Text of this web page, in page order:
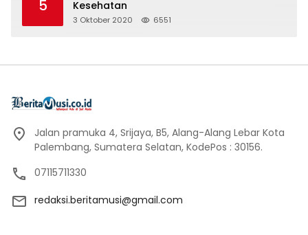
5
Kesehatan
3 Oktober 2020 6551
Jalan pramuka 4, Srijaya, B5, Alang-Alang Lebar Kota
Palembang, Sumatera Selatan, KodePos : 30156.
07115711330
redaksi.beritamusi@gmail.com